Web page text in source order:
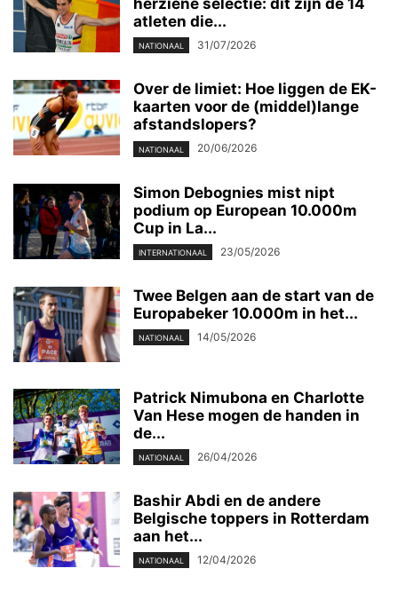
herziene selectie: dit zijn de 14
atleten die...
NATIONAAL 31/07/2026
Over de limiet: Hoe liggen de EK-
kaarten voor de (middel)lange
afstandslopers?
NATIONAAL 20/06/2026
Simon Debognies mist nipt
podium op European 10.000m
Cup in La...
INTERNATIONAAL 23/05/2026
Twee Belgen aan de start van de
Europabeker 10.000m in het...
NATIONAAL 14/05/2026
Patrick Nimubona en Charlotte
Van Hese mogen de handen in
de...
NATIONAAL 26/04/2026
Bashir Abdi en de andere
Belgische toppers in Rotterdam
aan het...
NATIONAAL 12/04/2026